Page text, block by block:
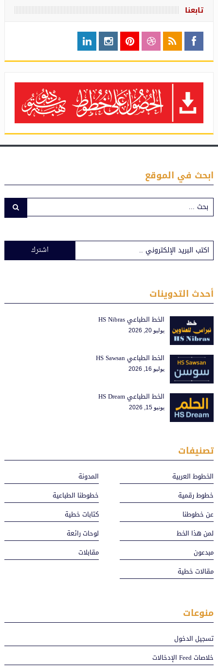
تابعنا
ابحث في الموقع
اشترك
أحدث التدوينات
الخط الطباعي HS Nibras
يوليو 20, 2026
الخط الطباعي HS Sawsan
يوليو 16, 2026
الخط الطباعي HS Dream
يونيو 15, 2026
تصنيفات
الخطوط العربية
المدونة
خطوط رقمية
خطوطنا الطباعية
عن خطوطنا
كتابات خطية
لمن هذا الخط
لوحات رائعة
مبدعون
مقابلات
مقالات خطية
منوعات
تسجيل الدخول
خلاصات Feed الإدخالات